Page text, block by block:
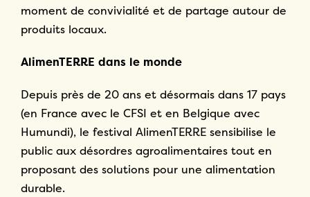
moment de convivialité et de partage autour de
produits locaux.
AlimenTERRE dans le monde
Depuis près de 20 ans et désormais dans 17 pays
(en France avec le CFSI et en Belgique avec
Humundi), le festival AlimenTERRE sensibilise le
public aux désordres agroalimentaires tout en
proposant des solutions pour une alimentation
durable.
le studio créatif lunivers
Une initiative de
Play
Une initiative de
le studio créatiflunivers
Une initiative de
le studio créatiflunivers
Play
Une initiative de
créatif
Play Mute Settings
Une initiative de